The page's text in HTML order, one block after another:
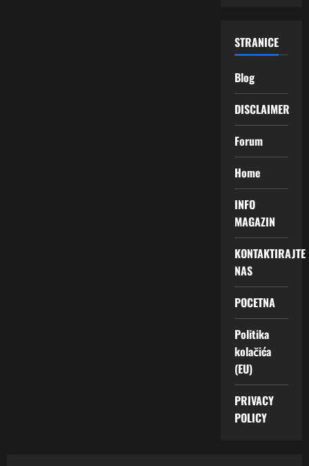
STRANICE
Blog
DISCLAIMER
Forum
Home
INFO
MAGAZIN
KONTAKTIRAJTE
NAS
POCETNA
Politika
kolačića
(EU)
PRIVACY
POLICY